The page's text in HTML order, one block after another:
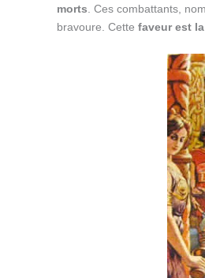
morts . Ces combattants,
bravoure. Cette faveur est